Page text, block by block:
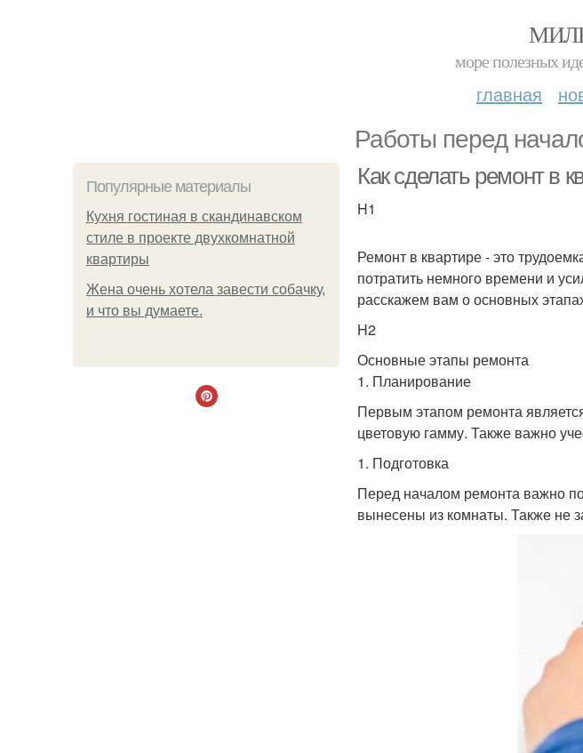
море полезных
главная
Работы перед
Популярные материалы
Кухня гостиная в скандинавском
стиле в проекте двухкомнатной
квартиры
Жена очень хотела завести собачку,
и что вы думаете.
Как сделать ремонт в
H1
Ремонт в квартире - это
потратить немного времени и
расскажем вам о основных
H2
Основные этапы ремонта
1. Планирование
Первым этапом ремонта
цветовую гамму. Также важно
1. Подготовка
Перед началом ремонта важно
вынесены из комнаты. Также не